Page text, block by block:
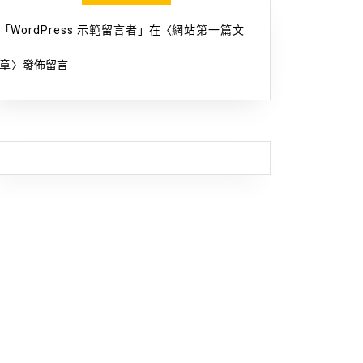
「WordPress 示範留言者」在〈網站第一篇文
章〉發佈留言